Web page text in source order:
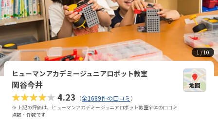
1/ 10
ヒューマンアカデミージュニアロボット教室
岡谷今井
★★★★★4.23 （全1689件の口コミ）
※ 上記の評価は、ヒューマンアカデミージュニアロボット教室全体の口コミ
点数・件数です